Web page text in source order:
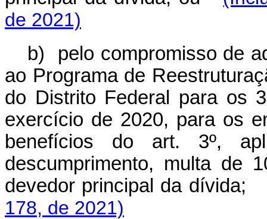
de 2021)
b) pelo compromisso de
ao Programa de
do Distrito Federal para os
exercício de 2020, para os
benefícios do art. 3º,
descumprimento, multa de
devedor principal da
178, de 2021)